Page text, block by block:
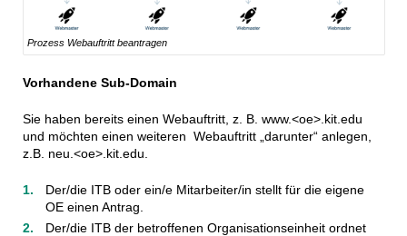
Prozess Webauftritt beantragen
Vorhandene Sub-Domain
Sie haben bereits einen Webauftritt, z. B. www.<oe>.kit.edu
und möchten einen weiteren Webauftritt „darunter“ anlegen,
z.B. neu.<oe>.kit.edu.
Der/die ITB oder ein/e Mitarbeiter/in stellt für die eigene
OE einen Antrag.
Der/die ITB der betroffenen Organisationseinheit ordnet